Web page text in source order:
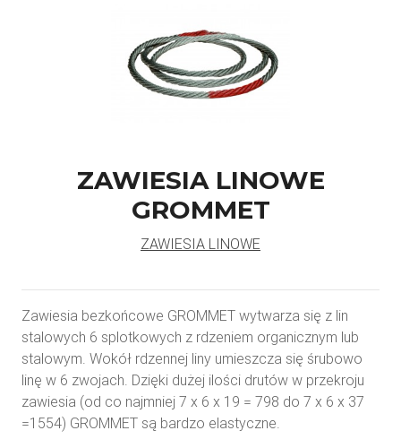
ZAWIESIA LINOWE
GROMMET
ZAWIESIA LINOWE
Zawiesia bezkońcowe GROMMET wytwarza się z lin
stalowych 6 splotkowych z rdzeniem organicznym lub
stalowym. Wokół rdzennej liny umieszcza się śrubowo
linę w 6 zwojach. Dzięki dużej ilości drutów w przekroju
zawiesia (od co najmniej 7 x 6 x 19 = 798 do 7 x 6 x 37
=1554) GROMMET są bardzo elastyczne.